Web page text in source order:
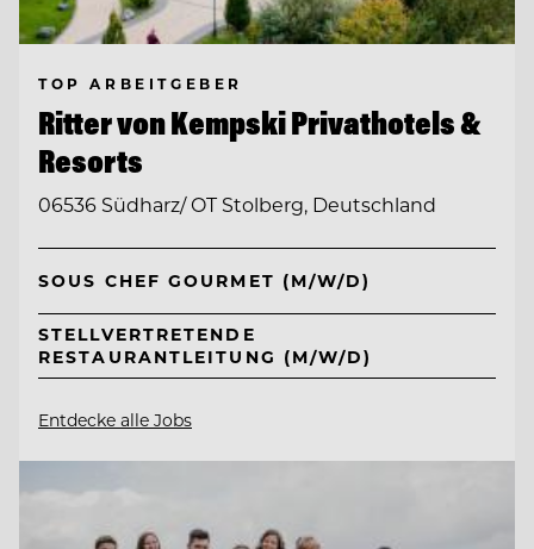
TOP ARBEITGEBER
Ritter von Kempski Privathotels &
Resorts
06536 Südharz/ OT Stolberg, Deutschland
SOUS CHEF GOURMET (M/W/D)
STELLVERTRETENDE
RESTAURANTLEITUNG (M/W/D)
Entdecke alle Jobs